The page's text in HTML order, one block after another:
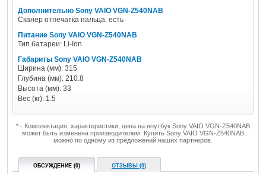
Дополнительно Sony VAIO VGN-Z540NAB
Сканер отпечатка пальца: есть
Питание Sony VAIO VGN-Z540NAB
Тип батареи: Li-Ion
Габариты Sony VAIO VGN-Z540NAB
Ширина (мм): 315
Глубина (мм): 210.8
Высота (мм): 33
Вес (кг): 1.5
* - Комплектация, характеристики, цена на ноутбук Sony VAIO VGN-Z540NAB
может быть изменена производителем. Купить Sony VAIO VGN-Z540NAB
можно по одному из предложений наших партнеров.
ОБСУЖДЕНИЕ (0) ОТЗЫВЫ (0)